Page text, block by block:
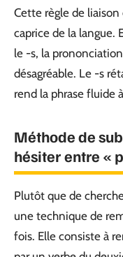
Cette règle de
caprice de la langue.
le -s, la
désagréable. Le -s
rend la phrase fluide à
Méthode de
hésiter entre «
Plutôt que de
une technique de
fois. Elle consiste à